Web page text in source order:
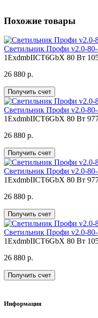
Похожие товары
Светильник Профи v2.0-
1ExdmbIICT6GbX 80 Вт
26 880 р.
Получить счет
Светильник Профи v2.0-
1ExdmbIICT6GbX 80 Вт
26 880 р.
Получить счет
Светильник Профи v2.0-
1ExdmbIICT6GbX 80 Вт
26 880 р.
Получить счет
Светильник Профи v2.0-
1ExdmbIICT6GbX 80 Вт
26 880 р.
Получить счет
Информация